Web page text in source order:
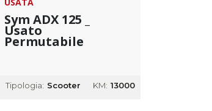
Sym ADX 125 _
Usato
Permutabile
Tipologia: Scooter KM: 13000